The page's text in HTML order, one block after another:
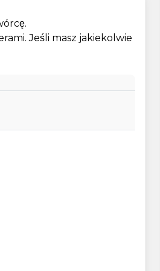
Jeśli masz jakiekolwie